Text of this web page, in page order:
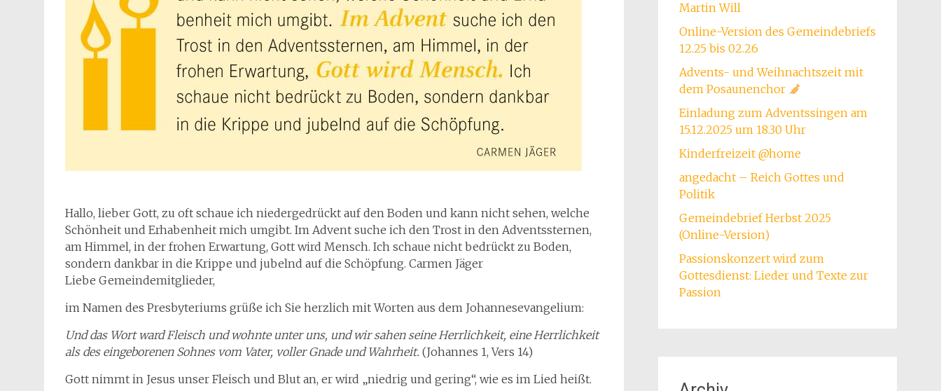
Hallo, lieber Gott, zu oft schaue ich niedergedrückt auf den Boden und kann nicht sehen, welche
Schönheit und Erhabenheit mich umgibt. Im Advent suche ich den Trost in den Adventssternen,
am Himmel, in der frohen Erwartung, Gott wird Mensch. Ich schaue nicht bedrückt zu Boden,
sondern dankbar in die Krippe und jubelnd auf die Schöpfung. Carmen Jäger
Liebe Gemeindemitglieder,
im Namen des Presbyteriums grüße ich Sie herzlich mit Worten aus dem Johannesevangelium:
Und das Wort ward Fleisch und wohnte unter uns, und wir sahen seine Herrlichkeit, eine Herrlichkeit
als des eingeborenen Sohnes vom Vater, voller Gnade und Wahrheit. (Johannes 1, Vers 14)
Gott nimmt in Jesus unser Fleisch und Blut an, er wird „niedrig und gering“, wie es im Lied heißt.
Martin Will
Online-Version des Gemeindebriefs
12.25 bis 02.26
Advents- und Weihnachtszeit mit
dem Posaunenchor
Einladung zum Adventssingen am
15.12.2025 um 18.30 Uhr
Kinderfreizeit @home
angedacht – Reich Gottes und
Politik
Gemeindebrief Herbst 2025
(Online-Version)
Passionskonzert wird zum
Gottesdienst: Lieder und Texte zur
Passion